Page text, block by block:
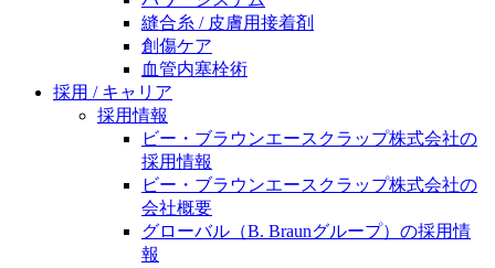
販売代理店さま向け情報​
お問合せ先、価格情報、E-Shopのご案内など販売店さ
水頭症について
「水頭症」とはどのような疾患なのでしょう。成人に
多い水頭症と、小児に多い水頭症の特徴と症状、検査
や治療法など「水頭症」の概要を知っていただくこと
ができます。
エースクラップアカデミー
医療に携わるあらゆる方々に、学びと情報共有の場を
提供していくことを目指します。
縫合糸 / 皮膚用接着剤
創傷ケア
血管内塞栓術
採用 / キャリア
採用情報
ビー・ブラウンエースクラップ株式会社の
採用情報
ビー・ブラウンエースクラップ株式会社の
会社概要
グローバル（B. Braunグループ）の採用情
報